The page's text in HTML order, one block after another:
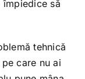
împiedice să
tehnică
care nu ai